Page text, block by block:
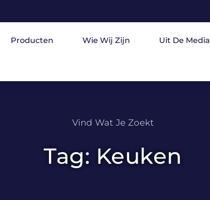
Producten Wie Wij Zijn Uit De Media
Vind Wat Je Zoekt
Tag: Keuken